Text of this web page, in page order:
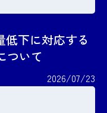
低下に対応する
ついて
2026/07/23